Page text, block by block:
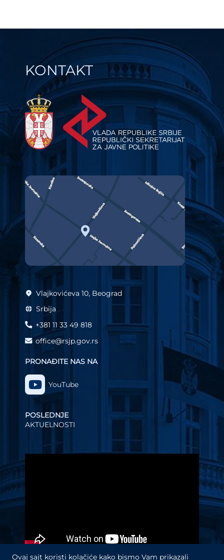
KONTAKT
Vlajkovićeva 10, Beograd
Srbija
+381 11 33 49 818
office@rsjp.gov.rs
PRONAĐITE NAS NA
YouTube
POSLEDNJE
AKTUELNOSTI
Video
Ovaj sajt koristi kolačiće kako bismo Vam prikazali